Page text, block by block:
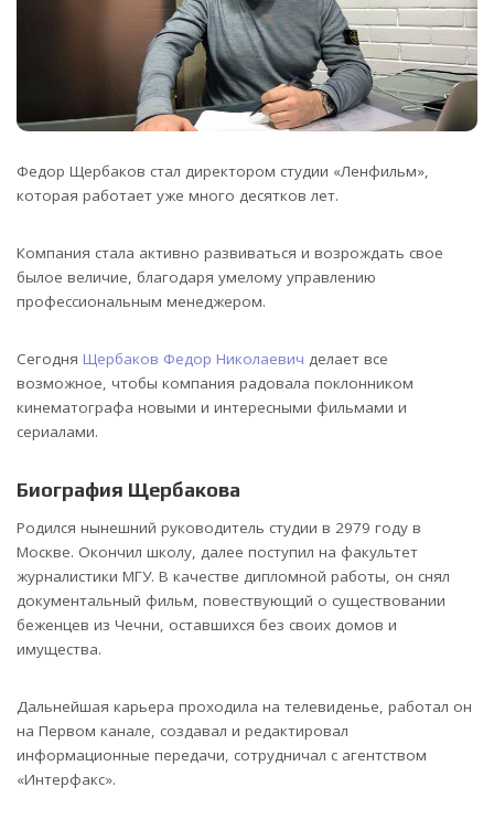
Федор Щербаков стал директором студии «Ленфильм»,
которая работает уже много десятков лет.
Компания стала активно развиваться и возрождать свое
былое величие, благодаря умелому управлению
профессиональным менеджером.
Сегодня Щербаков Федор Николаевич делает все
возможное, чтобы компания радовала поклонником
кинематографа новыми и интересными фильмами и
сериалами.
Биография Щербакова
Родился нынешний руководитель студии в 2979 году в
Москве. Окончил школу, далее поступил на факультет
журналистики МГУ. В качестве дипломной работы, он снял
документальный фильм, повествующий о существовании
беженцев из Чечни, оставшихся без своих домов и
имущества.
Дальнейшая карьера проходила на телевиденье, работал он
на Первом канале, создавал и редактировал
информационные передачи, сотрудничал с агентством
«Интерфакс».